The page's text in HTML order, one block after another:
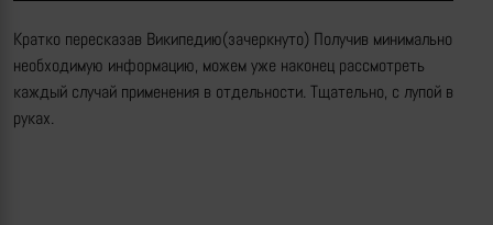
Кратко пересказав Википедию(зачеркнуто) Получив минимально
необходимую информацию, можем уже наконец рассмотреть
каждый случай применения в отдельности. Тщательно, с лупой в
руках.